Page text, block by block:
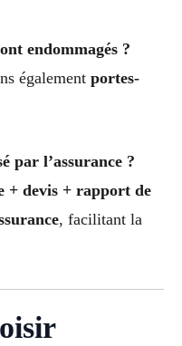
endommagés ?
également portes-
par l’assurance ?
+ devis + rapport de
, facilitant la